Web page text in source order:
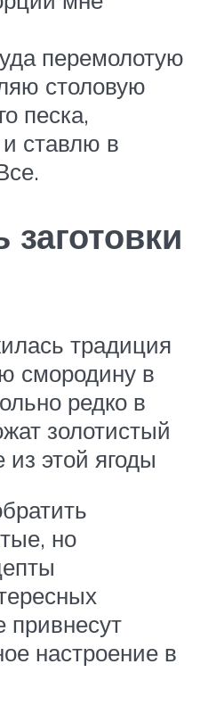
перемолотую
столовую
песка,
ставлю в
заготовки
традиция
смородину в
редко в
золотистый
этой ягоды
но
привнесут
настроение в